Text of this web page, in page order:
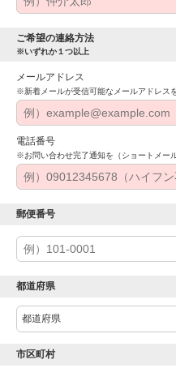
ご希望の連絡方法
※いずれか１つ以上
メールアドレス
※新着メールが受信可能なメールアドレス
電話番号
※お問い合わせ完了通知を（ショートメー
郵便番号
都道府県
市区町村